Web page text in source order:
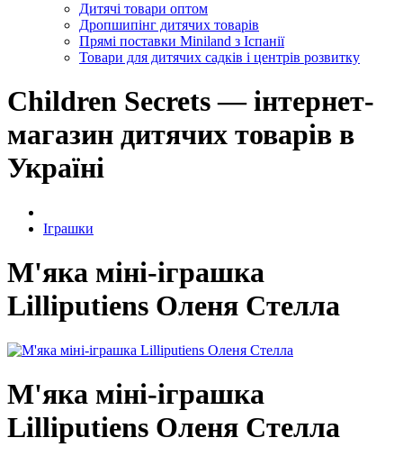
Дитячі товари оптом
Дропшипінг дитячих товарів
Прямі поставки Miniland з Іспанії
Товари для дитячих садків і центрів розвитку
Children Secrets — інтернет-
магазин дитячих товарів в
Україні
Іграшки
М'яка міні-іграшка
Lilliputiens Оленя Стелла
М'яка міні-іграшка
Lilliputiens Оленя Стелла